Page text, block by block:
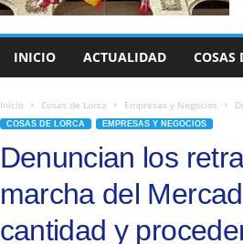
INICIO ACTUALIDAD COSAS
Inicio Cosas de Lorca Empresas y Negocios
COSAS DE LORCA EMPRESAS Y NEGOCIOS
Denuncian los
marcha del
cantidad y